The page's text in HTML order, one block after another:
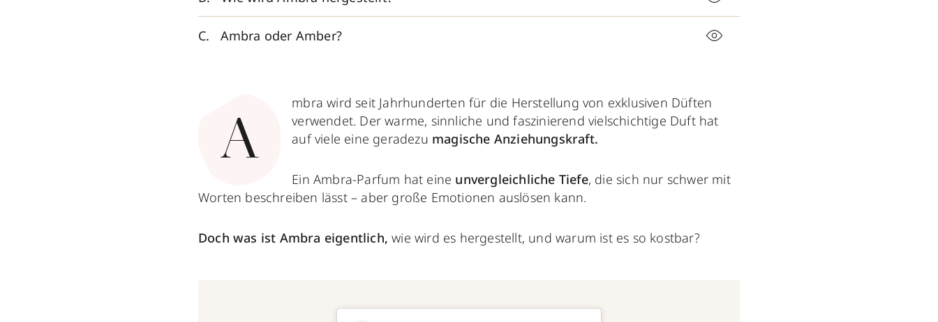
Ambra oder Amber?
A
mbra wird seit Jahrhunderten für die Herstellung von exklusiven Düften
verwendet. Der warme, sinnliche und faszinierend vielschichtige Duft hat
auf viele eine geradezu magische Anziehungskraft.
Ein Ambra-Parfum hat eine unvergleichliche Tiefe, die sich nur schwer mit
Worten beschreiben lässt – aber große Emotionen auslösen kann.
Doch was ist Ambra eigentlich, wie wird es hergestellt, und warum ist es so kostbar?